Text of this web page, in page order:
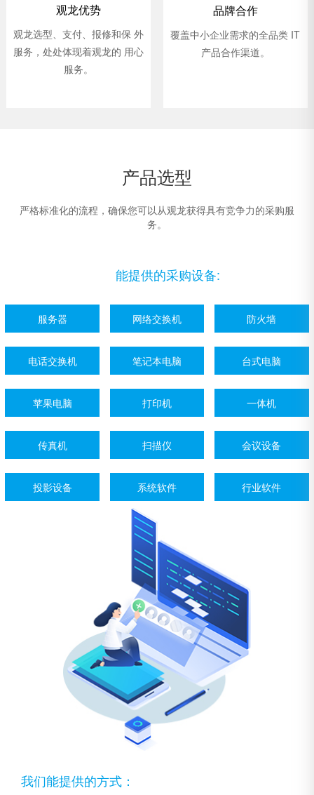
观龙优势
观龙选型、支付、报修和保 外
服务，处处体现着观龙的 用心
服务。
品牌合作
覆盖中小企业需求的全品类 IT
产品合作渠道。
产品选型
严格标准化的流程，确保您可以从观龙获得具有竞争力的采购服
务。
能提供的采购设备:
服务器 网络交换机 防火墙
电话交换机 笔记本电脑 台式电脑
苹果电脑 打印机 一体机
传真机 扫描仪 会议设备
投影设备 系统软件 行业软件
我们能提供的方式：